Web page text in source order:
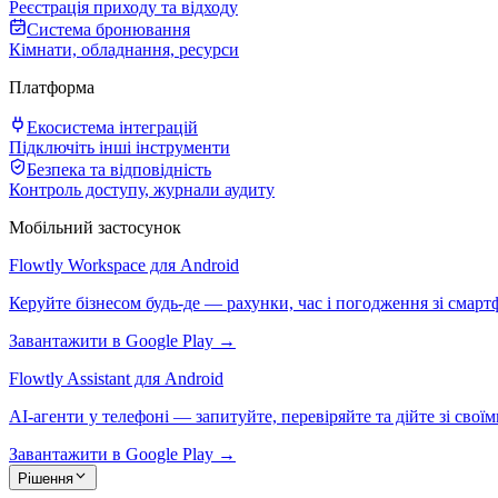
Реєстрація приходу та відходу
Система бронювання
Кімнати, обладнання, ресурси
Платформа
Екосистема інтеграцій
Підключіть інші інструменти
Безпека та відповідність
Контроль доступу, журнали аудиту
Мобільний застосунок
Flowtly Workspace для Android
Керуйте бізнесом будь-де — рахунки, час і погодження зі
Завантажити в Google Play →
Flowtly Assistant для Android
AI-агенти у телефоні — запитуйте, перевіряйте та дійте зі
Завантажити в Google Play →
Рішення